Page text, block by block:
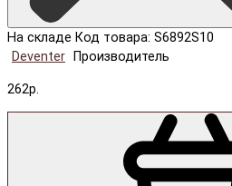
На складе Код товара: S6892S10
Deventer
Производитель
262р.